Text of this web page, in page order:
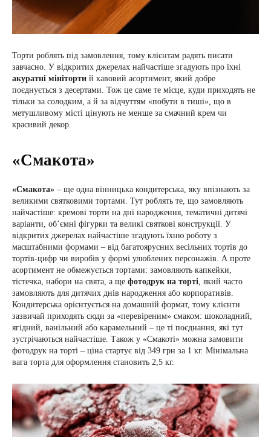
Торти роблять під замовлення, тому клієнтам радять писати
завчасно. У відкритих джерелах найчастіше згадують про їхні
акуратні мініторти й кавовий асортимент, який добре
поєднується з десертами. Тож це саме те місце, куди приходять не
тільки за солодким, а й за відчуттям «побути в тиші», що в
метушливому місті цінують не менше за смачний крем чи
красивий декор.
«Смакота»
«Смакота» – ще одна вінницька кондитерська, яку впізнають за
великими святковими тортами. Тут роблять те, що замовляють
найчастіше: кремові торти на дні народження, тематичні дитячі
варіанти, об’ємні фігурки та великі святкові конструкції. У
відкритих джерелах найчастіше згадують їхню роботу з
масштабними формами – від багатоярусних весільних тортів до
тортів-цифр чи виробів у формі улюблених персонажів. А проте
асортимент не обмежується тортами: замовляють капкейки,
тістечка, набори на свята, а ще фотодрук на торті, який часто
замовляють для дитячих днів народження або корпоративів.
Кондитерська орієнтується на домашній формат, тому клієнти
зазвичай приходять сюди за «перевіреним» смаком: шоколадний,
ягідний, ванільний або карамельний – це ті поєднання, які тут
зустрічаються найчастіше. Також у «Смакоті» можна замовити
фотодрук на торті – ціна стартує від 349 грн за 1 кг. Мінімальна
вага торта для оформлення становить 2,5 кг.